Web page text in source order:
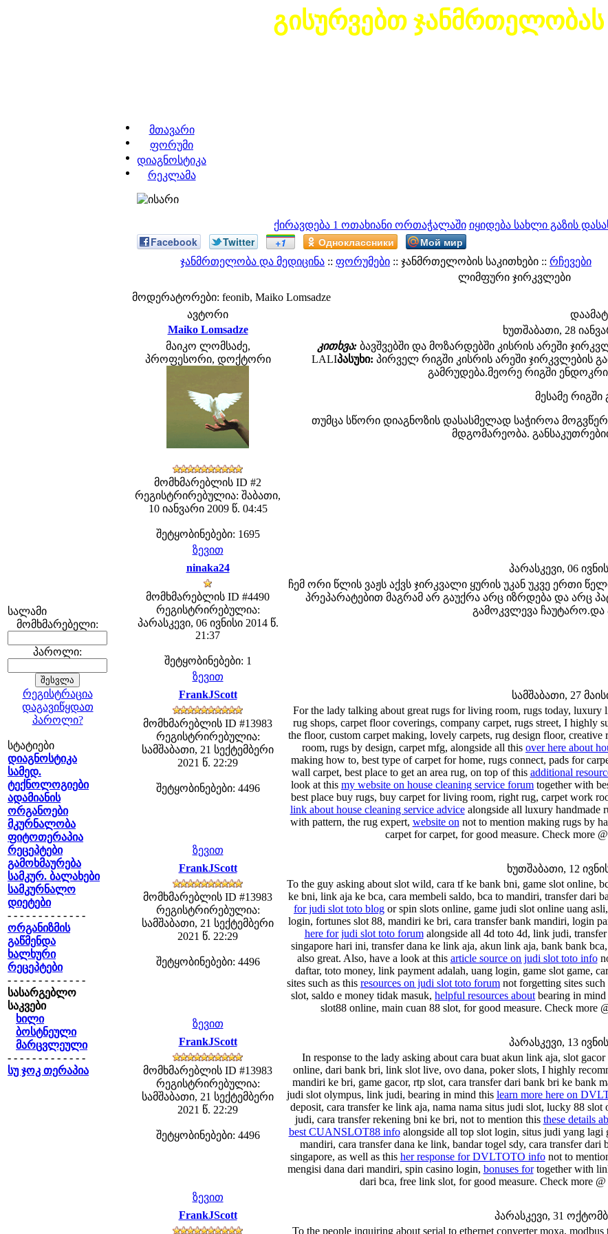
გისურვებთ ჯანმრთელობას
მთავარი
ფორუმი
დიაგნოსტიკა
რეკლამა
ქირავდება 1 ოთახიანი ორთაჭალაში იყიდება სახლი გაზის
სალამი
მომხმარებელი:
პაროლი:
რეგისტრაცია
დაგავიწყდათ
პაროლი?
სტატიები
დიაგნოსტიკა
სამედ.
ტექნოლოგიები
ადამიანის
ორგანოები
მკურნალობა
ფიტოთერაპია
რეცეპტები
გამოხმაურება
სამკურ. ბალახები
სამკურნალო
დიეტები
- - - - - - - - - - - - -
ორგანიზმის
გაწმენდა
ხალხური
რეცეპტები
- - - - - - - - - - - - -
სასარგებლო
საკვები
ხილი
ბოსტნეული
მარცვლეული
- - - - - - - - - - - - -
სუ ჯოკ თერაპია
Facebook Twitter +1 Одноклассники Мой мир
ჯანმრთელობა და მედიცინა :: ფორუმები :: ჯანმრთელობის საკითხები :: რჩევები
ლიმფური ჯირკვლები
მოდერატორები: feonib, Maiko Lomsadze
ავტორი
Maiko Lomsadze
ხუთშაბათი, 28
მაიკო ლომსაძე,
პროფესორი, დოქტორი
მომხმარებლის ID #2
რეგისტრირებულია: შაბათი,
10 იანვარი 2009 წ. 04:45
შეტყობინებები: 1695
კითხვა: ბავშვებში და მოზარდებში კისრის არეში
LALIპასუხი: პირველ რიგში კისრის არეში ჯირკვლების
გამრუდება.მეორე რიგში
მესამე რიგში
თუმცა სწორი დიაგნოზის დასასმელად საჭიროა
მდგომარეობა.
ზევით
ninaka24
პარასკევი, 06
მომხმარებლის ID #4490
რეგისტრირებულია:
პარასკევი, 06 ივნისი 2014 წ.
21:37
შეტყობინებები: 1
ჩემ ორი წლის ვაჟს აქვს ჯირკვალი ყურის უკან უკვე ერთი
პრეპარატებით მაგრამ არ გაუქრა არც იზრდება და არც
გამოკვლევა ჩაუტარო.და
ზევით
FrankJScott
სამშაბათი, 27
მომხმარებლის ID #13983
რეგისტრირებულია:
სამშაბათი, 21 სექტემბერი
2021 წ. 22:29
შეტყობინებები: 4496
For the lady talking about great rugs for living room, rugs today,
rug shops, carpet floor coverings, company carpet, rugs street, I highly
the floor, custom carpet making, lovely carpets, rug design floor,
room, rugs by design, carpet mfg, alongside all this over here about
making how to, best type of carpet for home, rugs connect, pads for
wall carpet, best place to get an area rug, on top of this additional
look at this my website on house cleaning service forum together with
best place buy rugs, buy carpet for living room, right rug, carpet work
link about house cleaning service advicealongside all luxury handmade
with pattern, the rug expert, website on not to mention making rugs by
carpet for carpet, for good measure. Check more @
ზევით
FrankJScott
ხუთშაბათი, 12
მომხმარებლის ID #13983
რეგისტრირებულია:
სამშაბათი, 21 სექტემბერი
2021 წ. 22:29
შეტყობინებები: 4496
To the guy asking about slot wild, cara tf ke bank bni, game slot online,
ke bni, link aja ke bca, cara membeli saldo, bca to mandiri, transfer dari
for judi slot toto blog or spin slots online, game judi slot online uang
login, fortunes slot 88, mandiri ke bri, cara transfer bank mandiri, login
here for judi slot toto forumalongside all 4d toto 4d, link judi,
singapore hari ini, transfer dana ke link aja, akun link aja, bank bank
also great. Also, have a look at this article source on judi slot toto info
daftar, toto money, link payment adalah, uang login, game slot game,
sites such as this resources on judi slot toto forum not forgetting sites
slot, saldo e money tidak masuk, helpful resources about bearing in
slot88 online, main cuan 88 slot, for good measure. Check more
ზევით
FrankJScott
პარასკევი, 13
მომხმარებლის ID #13983
რეგისტრირებულია:
სამშაბათი, 21 სექტემბერი
2021 წ. 22:29
შეტყობინებები: 4496
In response to the lady asking about cara buat akun link aja, slot
online, dari bank bri, link slot live, ovo dana, poker slots, I highly
mandiri ke bri, game gacor, rtp slot, cara transfer dari bank bri ke bank
judi slot olympus, link judi, bearing in mind this learn more here on
deposit, cara transfer ke link aja, nama nama situs judi slot, lucky 88
judi, cara transfer rekening bni ke bri, not to mention this these details
best CUANSLOT88 infoalongside all top slot login, situs judi yang lagi
mandiri, cara transfer dana ke link, bandar togel sdy, cara transfer
singapore, as well as this her response for DVLTOTO infonot to
mengisi dana dari mandiri, spin casino login, bonuses fortogether with
dari bca, free link slot, for good measure. Check more @
ზევით
FrankJScott
პარასკევი, 31
To the people inquiring about serial to ethernet converter moxa,